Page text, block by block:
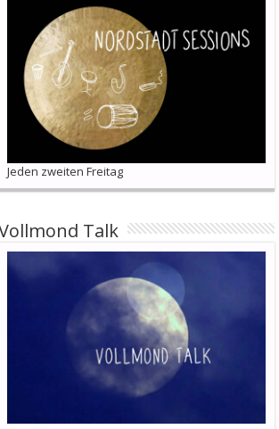
Jeden zweiten Freitag
Talk